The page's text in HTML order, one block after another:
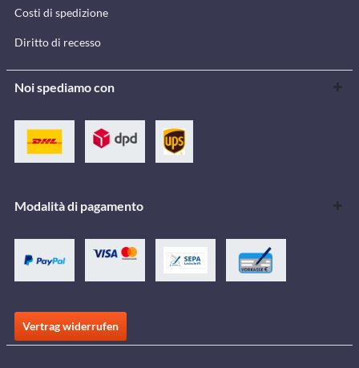
Costi di spedizione
Diritto di recesso
Noi spediamo con
Modalità di pagamento
Vertrag widerrufen